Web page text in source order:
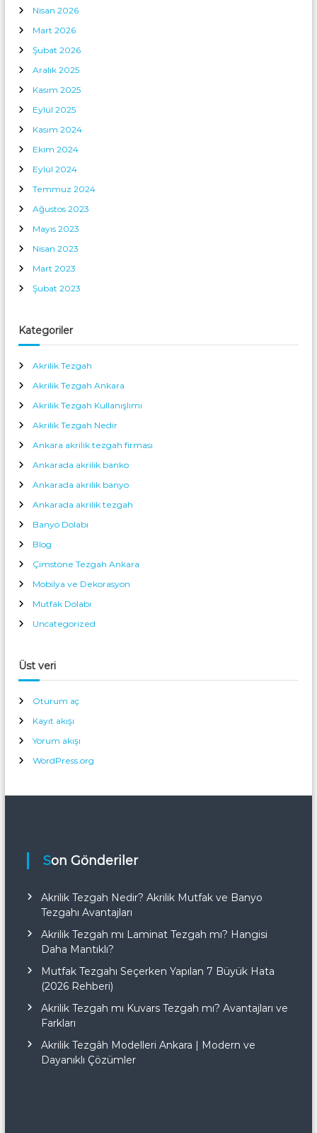
Nisan 2026
Mart 2026
Şubat 2026
Aralık 2025
Kasım 2025
Eylül 2025
Kasım 2024
Ekim 2024
Eylül 2024
Temmuz 2024
Ağustos 2023
Mayıs 2023
Nisan 2023
Mart 2023
Şubat 2023
Kategoriler
Akrilik Tezgah
Akrilik Tezgah Ankara
Akrilik Tezgah Kullanışlımı
Akrilik Tezgah Nedir
Ankara akrilik tezgah firması
Ankarada akrilik banko
Ankarada akrilik banyo
Ankarada akrilik tezgah
Banyo Dolabı
Blog
Çimstone Tezgah Ankara
Mobilya ve Dekorasyon
Mutfak Dolabı
Uncategorized
Üst veri
Oturum aç
Kayıt akışı
Yorum akışı
WordPress.org
Son Gönderiler
Akrilik Tezgah Nedir? Akrilik Mutfak ve Banyo
Tezgahı Avantajları
Akrilik Tezgah mı Laminat Tezgah mı? Hangisi
Daha Mantıklı?
Mutfak Tezgahı Seçerken Yapılan 7 Büyük Hata
(2026 Rehberi)
Akrilik Tezgah mı Kuvars Tezgah mı? Avantajları ve
Farkları
Akrilik Tezgâh Modelleri Ankara | Modern ve
Dayanıklı Çözümler